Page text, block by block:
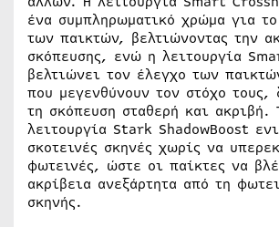
ένα συμπληρωματικό χρώμα για
των παικτών, βελτιώνοντας την
σκόπευσης, ενώ η λειτουργία
βελτιώνει τον έλεγχο των
που μεγενθύνουν τον στόχο τους,
τη σκόπευση σταθερή και ακριβή.
λειτουργία Stark ShadowBoost
σκοτεινές σκηνές χωρίς να
φωτεινές, ώστε οι παίκτες να
ακρίβεια ανεξάρτητα από τη
σκηνής.